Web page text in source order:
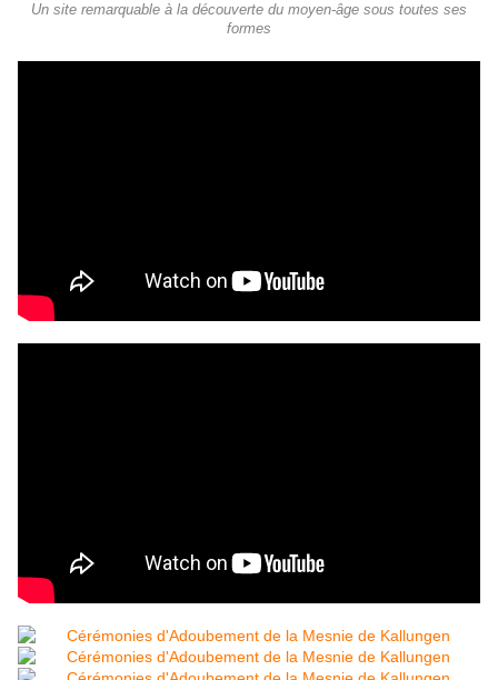
Un site remarquable à la découverte du moyen-âge sous toutes ses
formes